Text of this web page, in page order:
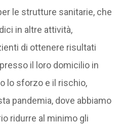
le strutture sanitarie, che
in altre attività,
di ottenere risultati
il loro domicilio in
lo sforzo e il rischio,
pandemia, dove abbiamo
ridurre al minimo gli